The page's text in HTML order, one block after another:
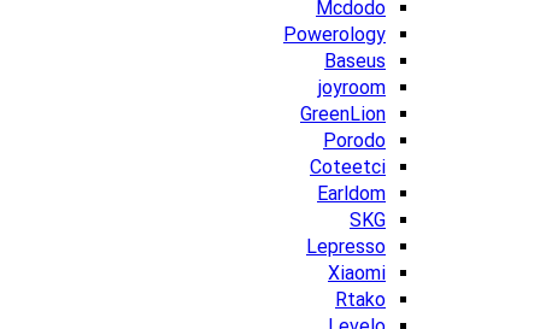
Mcdodo
Powerology
Baseus
joyroom
GreenLion
Porodo
Coteetci
Earldom
SKG
Lepresso
Xiaomi
Rtako